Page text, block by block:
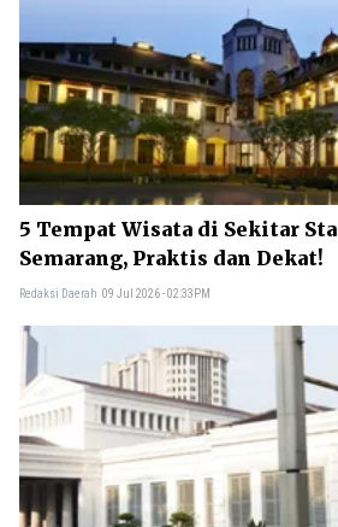
5 Tempat Wisata di Sekitar
Semarang, Praktis dan Dekat!
Redaksi Daerah 09 Jul 2026 - 02:33PM